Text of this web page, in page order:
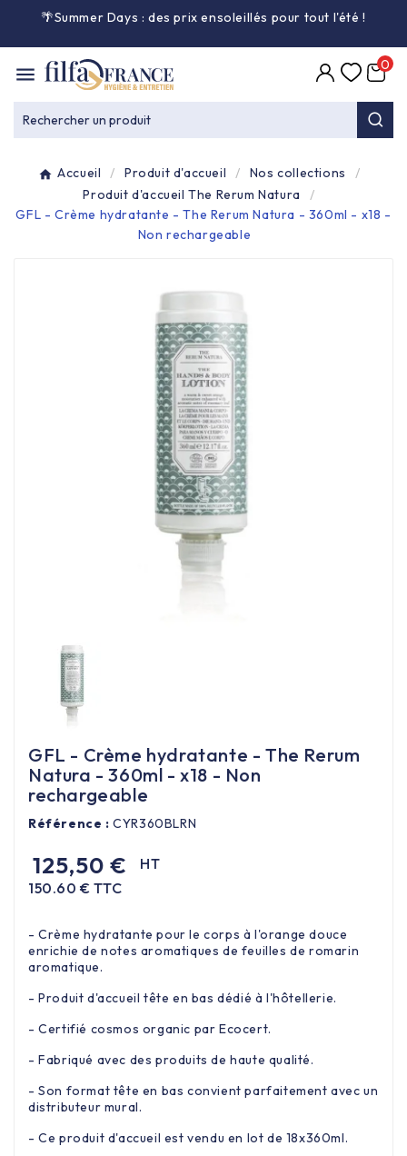
🌴Summer Days : des prix ensoleillés pour tout l'été!

Entretien général
Équipement & matériel 
Collecte des déchets 
Produit ouate 

Alimentaire & jetable 
Équipement cuisine pro 
Les nouveaux produits
Rechercher un produit
0
Accueil Produit d'accueil
Nos collections
Produit d'accueil The Rerum Natura
GFL - Crème hydratante - The Rerum Natura - 360ml - x18 -
Non rechargeable
GFL - Crème hydratante - The Rerum
Natura - 360ml - x18 - Non
rechargeable
Référence : CYR360BLRN
125,50 €
HT
150.60 € TTC
- Crème hydratante pour le corps à l'orange douce
enrichie de notes aromatiques de feuilles de romarin
aromatique.
- Produit d'accueil tête en bas dédié à l'hôtellerie.
- Certifié cosmos organic par Ecocert.
- Fabriqué avec des produits de haute qualité.
- Son format tête en bas convient parfaitement avec un
distributeur mural.
- Ce produit d'accueil est vendu en lot de 18x360ml.